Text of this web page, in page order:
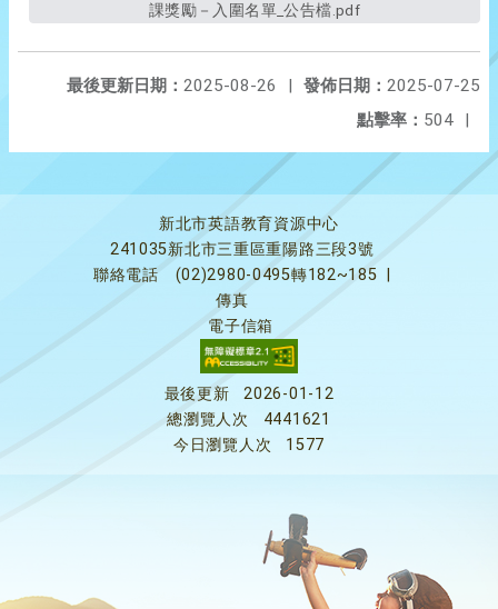
課獎勵－入圍名單_公告檔.pdf
發佈日期： 2025-07-25
最後更新日期： 2025-08-26
|
點擊率： 504 |
新北市英語教育資源中心
241035新北市三重區重陽路三段3號
聯絡電話
(02)2980-0495轉182~185
傳真
電子信箱
最後更新
2026-01-12
總瀏覽人次
4441621
今日瀏覽人次
1577